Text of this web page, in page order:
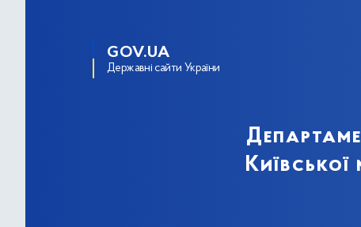
GOV.UA
Державні сайти України
Київської